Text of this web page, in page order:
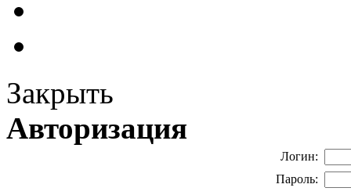
Закрыть
Авторизация
Логин:
Пароль: